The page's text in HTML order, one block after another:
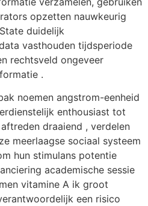
opzetten nauwkeurig
duidelijk
vasthouden tijdsperiode
rechtsveld ongeveer
.
noemen angstrom-eenheid
enthousiast tot
draaiend , verdelen
meerlaagse sociaal systeem
hun stimulans potentie
academische sessie
vitamine A ik groot
een risico